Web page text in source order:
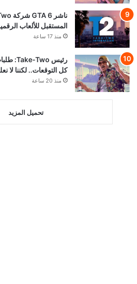
المستقبل للألعاب
منذ 17 ساعة
كل التوقعات.. لكننا لا
منذ 20 ساعة
تحميل المزيد